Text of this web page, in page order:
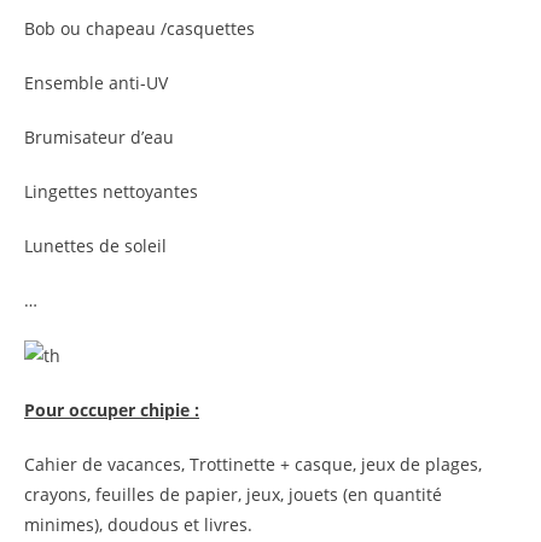
Bob ou chapeau /casquettes
Ensemble anti-UV
Brumisateur d’eau
Lingettes nettoyantes
Lunettes de soleil
…
Pour occuper chipie :
Cahier de vacances, Trottinette + casque, jeux de plages,
crayons, feuilles de papier, jeux, jouets (en quantité
minimes), doudous et livres.